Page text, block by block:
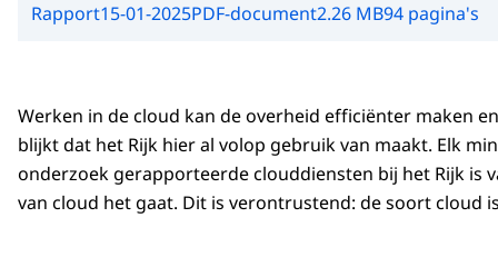
Rapport15-01-2025PDF-document2.26 MB94 pagina's
Werken in de cloud kan de overheid efficiënter maken
blijkt dat het Rijk hier al volop gebruik van maakt. Elk
onderzoek gerapporteerde clouddiensten bij het Rijk is
van cloud het gaat. Dit is verontrustend: de soort cloud